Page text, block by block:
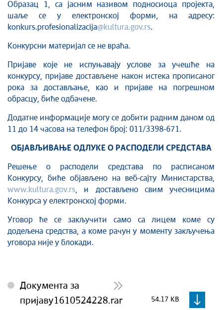
Образац 1, са јасним називом подносиоца пројекта,
шаље се у електронској форми, на адресу:
konkurs.profesionalizacija@kultura.gov.rs.
Конкурсни материјал се не враћа.
Пријаве које не испуњавају услове за учешће на
конкурсу, пријаве достављене након истека прописаног
рока за достављање, као и пријаве на погрешном
обрасцу, биће одбачене.
Додатне информациjе могу се добити радним даном од
11 до 14 часова на телефон број: 011/3398-671.
ОБЈАВЉИВАЊЕ ОДЛУКЕ О РАСПОДЕЛИ СРЕДСТАВА
Решење о расподели средстава по расписаном
Конкурсу, биће обjављено на веб-сајту Министарства,
www.kultura.gov.rs , и достављено свим учесницима
Конкурса у електронској форми.
Уговор ће се закључити само са лицем коме су
додељена средства, а коме рачун у моменту закључења
уговора није у блокади.
Документа за
пријаву1610524228.rar
54.17 KB